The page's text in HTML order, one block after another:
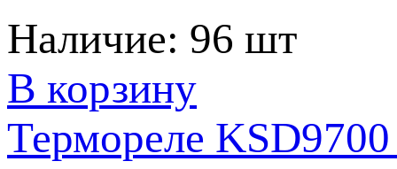
Наличие: 96 шт
В корзину
Термореле